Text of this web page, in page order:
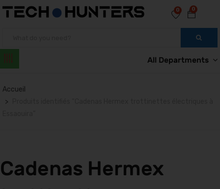
0
0
All Departments
Accueil
Cadenas Hermex